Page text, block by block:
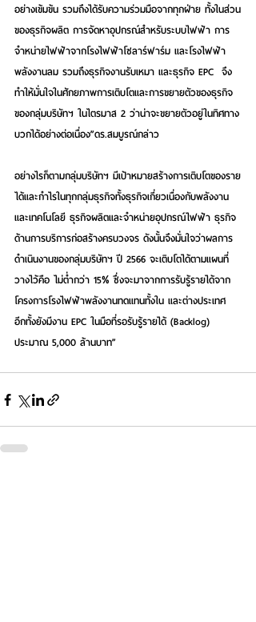
อย่างเข้มข้น รวมถึงได้รับความร่วมมือจากทุกฝ่าย ทั้งในส่วน
ของธุรกิจผลิต การจัดหาอุปกรณ์สำหรับระบบไฟฟ้า การ
จำหน่ายไฟฟ้าจากโรงไฟฟ้าโซลาร์ฟาร์ม และโรงไฟฟ้า
พลังงานลม รวมถึงธุรกิจงานรับเหมา และธุรกิจ EPC  จึง
ทำให้มั่นใจในศักยภาพการเติบโตและการขยายตัวของธุรกิจ
ของกลุ่มบริษัทฯ ในไตรมาส 2 ว่าน่าจะขยายตัวอยู่ในทิศทาง
บวกได้อย่างต่อเนื่อง”ดร.สมบูรณ์กล่าว
อย่างไรก็ตามกลุ่มบริษัทฯ มีเป้าหมายสร้างการเติบโตของราย
ได้และกำไรในทุกกลุ่มธุรกิจทั้งธุรกิจเกี่ยวเนื่องกับพลังงาน
และเทคโนโลยี ธุรกิจผลิตและจำหน่ายอุปกรณ์ไฟฟ้า ธุรกิจ
ด้านการบริการก่อสร้างครบวงจร ดังนั้นจึงมั่นใจว่าผลการ
ดำเนินงานของกลุ่มบริษัทฯ ปี 2566 จะเติบโตได้ตามแผนที่
วางไว้คือ ไม่ต่ำกว่า 15% ซึ่งจะมาจากการรับรู้รายได้จาก
โครงการโรงไฟฟ้าพลังงานทดแทนทั้งใน และต่างประเทศ
อีกทั้งยังมีงาน EPC ในมือที่รอรับรู้รายได้ (Backlog)
ประมาณ 5,000 ล้านบาท”